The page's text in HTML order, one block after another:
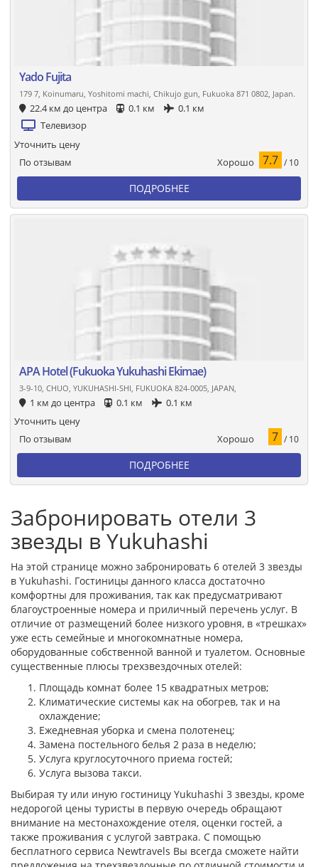
Yado Fujita
179 7, Koinumaru, Yoshitomi machi, Chikujo gun, Fukuoka 871 0802, Japan.
22.4 км до центра 0.1 км
0.1 км
Телевизор
По отзывам Хорошо 7.7 / 10
Уточнить цену
ПОДРОБНЕЕ
APA Hotel (Fukuoka Yukuhashi Ekimae)
3-9-10, CHUO, YUKUHASHI-SHI, FUKUOKA 824-0005, JAPAN,
1 км до центра 0.1 км 0.1 км
По отзывам Хорошо 7 / 10
Уточнить цену
ПОДРОБНЕЕ
Забронировать отели 3
звезды в Yukuhashi
На этой странице можно забронировать 6 отелей 3 звезды
в Yukuhashi. Гостиницы данного класса достаточно
комфортны для проживания, так как предусматривают
благоустроенные номера и приличный перечень услуг. В
отличие от размещений более низкого уровня, в «трешках»
уже есть семейные и многокомнатные номера,
оборудованные собственной ванной и туалетом. Основные
существенные плюсы трехзвездочных отелей:
Площадь комнат более 15 квадратных метров;
Климатические системы как на обогрев, так и на
охлаждение;
Ежедневная уборка и смена полотенец;
Замена постельного белья 2 раза в неделю;
Услуга круглосуточного приема гостей;
Услуга вызова такси.
Выбирая ту или иную гостиницу Yukuhashi 3 звезды, кроме
недорогой цены туристы в первую очередь обращают
внимание на местонахождение отеля, оценки гостей, а
также проживания с услугой завтрака. С помощью
бесплатного сервиса Newtravels Вы всегда сможете найти